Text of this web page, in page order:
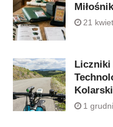
21
Liczniki
1